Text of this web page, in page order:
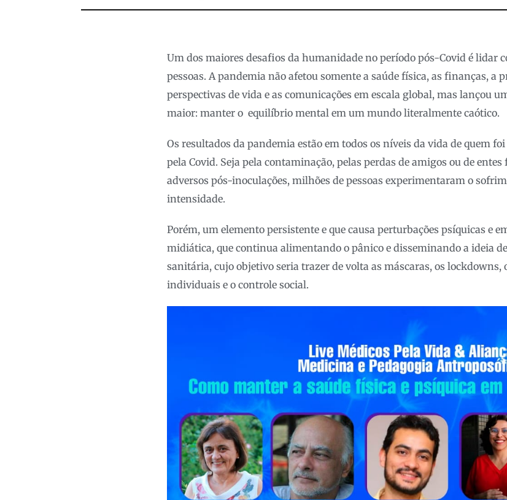
Um dos maiores desafios da humanidade no período pós-Covid é lidar
pessoas. A pandemia não afetou somente a saúde física, as finanças, a
perspectivas de vida e as comunicações em escala global, mas lançou
maior: manter o equilíbrio mental em um mundo literalmente caótico.
Os resultados da pandemia estão em todos os níveis da vida de quem
pela Covid. Seja pela contaminação, pelas perdas de amigos ou de
adversos pós-inoculações, milhões de pessoas experimentaram o
intensidade.
Porém, um elemento persistente e que causa perturbações psíquicas e
midiática, que continua alimentando o pânico e disseminando a ideia
sanitária, cujo objetivo seria trazer de volta as máscaras, os lockdowns,
individuais e o controle social.